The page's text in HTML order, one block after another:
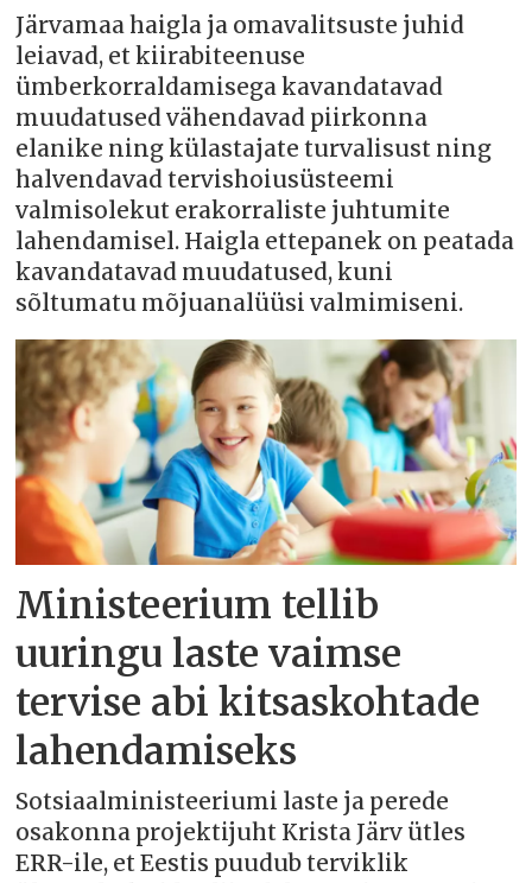
Järvamaa haigla ja omavalitsuste juhid
leiavad, et kiirabiteenuse
ümberkorraldamisega kavandatavad
muudatused vähendavad piirkonna
elanike ning külastajate turvalisust ning
halvendavad tervishoiusüsteemi
valmisolekut erakorraliste juhtumite
lahendamisel. Haigla ettepanek on peatada
kavandatavad muudatused, kuni
sõltumatu mõjuanalüüsi valmimiseni.
Ministeerium tellib
uuringu laste vaimse
tervise abi kitsaskohtade
lahendamiseks
Sotsiaalministeeriumi laste ja perede
osakonna projektijuht Krista Järv ütles
ERR-ile, et Eestis puudub terviklik